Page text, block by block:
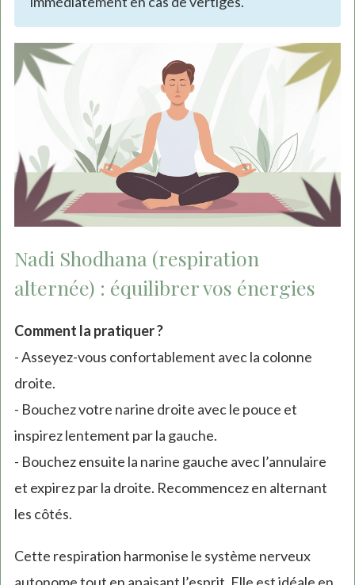
Nadi Shodhana (respiration
alternée) : équilibrer vos énergies
Comment la pratiquer ?
- Asseyez-vous confortablement avec la colonne
droite.
- Bouchez votre narine droite avec le pouce et
inspirez lentement par la gauche.
- Bouchez ensuite la narine gauche avec l’annulaire
et expirez par la droite. Recommencez en alternant
les côtés.
Cette respiration harmonise le système nerveux